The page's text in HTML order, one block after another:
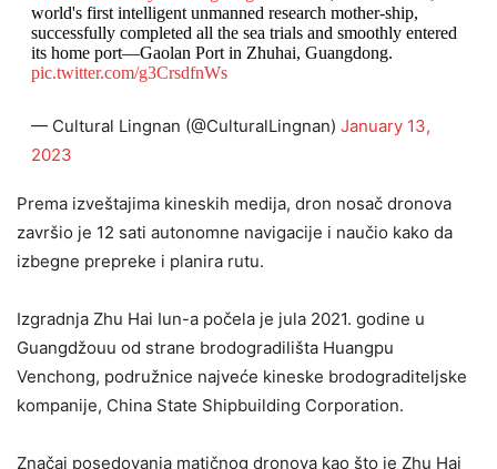
world's first intelligent unmanned research mother-ship,
successfully completed all the sea trials and smoothly entered
its home port—Gaolan Port in Zhuhai, Guangdong.
pic.twitter.com/g3CrsdfnWs
— Cultural Lingnan (@CulturalLingnan) January 13,
2023
Prema izveštajima kineskih medija, dron nosač dronova
završio je 12 sati autonomne navigacije i naučio kako da
izbegne prepreke i planira rutu.
Izgradnja Zhu Hai Iun-a počela je jula 2021. godine u
Guangdžouu od strane brodogradilišta Huangpu
Venchong, podružnice najveće kineske brodograditeljske
kompanije, China State Shipbuilding Corporation.
Značaj posedovanja matičnog dronova kao što je Zhu Hai